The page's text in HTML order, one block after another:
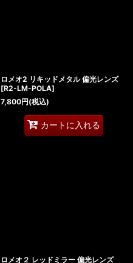
ロメオ2 リキッドメタル 偏光レンズ
[R2-LM-POLA]
7,800円(税込)
カートに入れる
ロメオ２ レッドミラー 偏光レンズ